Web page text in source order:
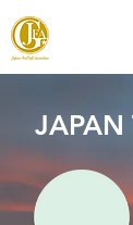
JAPAN